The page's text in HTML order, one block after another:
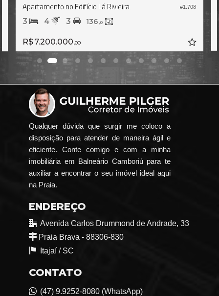
#1.708
Apartamento no Edifício Lá Rivieira
3 4 3 136,0
R$ 7.200.000,00
Qualquer dúvida que surgir me coloco a
disposição para atender de maneira ágil e
eficiente. Conte comigo e com a minha
imobiliária em Balneário Camboriú para te
auxiliar a encontrar o seu imóvel ideal aqui
na Praia.
ENDEREÇO
Avenida Carlos Drummond de Andrade, 33
Praia Brava - 88306-830
Itajaí / SC
CONTATO
(47) 9.9252-8080 (WhatsApp)